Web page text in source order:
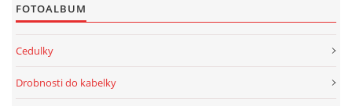
FOTOALBUM
Cedulky
Drobnosti do kabelky